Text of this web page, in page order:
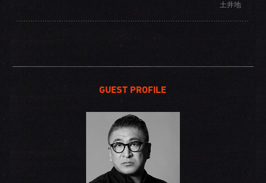
土井地
GUEST PROFILE